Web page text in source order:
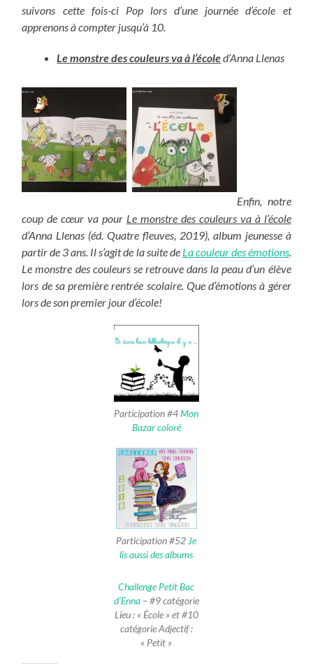
suivons cette fois-ci Pop lors d’une journée d’école et
apprenons à compter jusqu’à 10.
Le monstre des couleurs va à l’écoled’Anna Llenas
Enfin, notre
coup de cœur va pour Le monstre des couleurs va à l’école
d’Anna Llenas (éd. Quatre fleuves, 2019), album jeunesse à
partir de 3 ans. Il s’agit de la suite de La couleur des émotions.
Le monstre des couleurs se retrouve dans la peau d’un élève
lors de sa première rentrée scolaire. Que d’émotions à gérer
lors de son premier jour d’école!
Participation #4Mon
Bazar coloré
Participation #52 Je
lis aussi des albums
Challenge Petit Bac
d’Enna– #9 catégorie
Lieu : « École » et #10
catégorie Adjectif :
« Petit »